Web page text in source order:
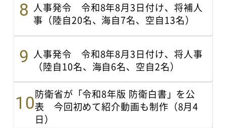
人事発令 令和8年8月3日付け、将補人
事（陸自20名、海自7名、空自13名）
人事発令 令和8年8月3日付け、将人事
（陸自10名、海自6名、空自2名）
防衛省が「令和8年版 防衛白書」を公
表 今回初めて紹介動画も制作（8月4
日）